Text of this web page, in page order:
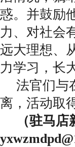
惑。并鼓励
力、对社会
远大理想、
力学习，
法官们与
离，活动取
（驻马